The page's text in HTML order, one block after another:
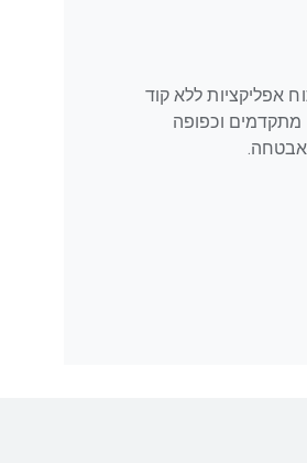
אפליקציות ללא קוד
מתקדמים וכפופה
אבטחה.